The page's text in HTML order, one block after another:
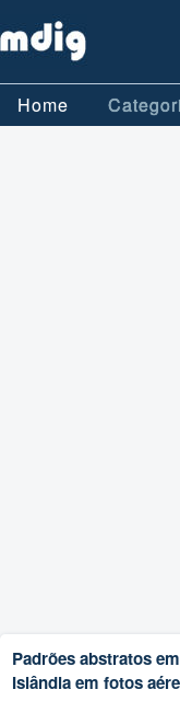
Home
Padrões abstratos
Islândia em fotos